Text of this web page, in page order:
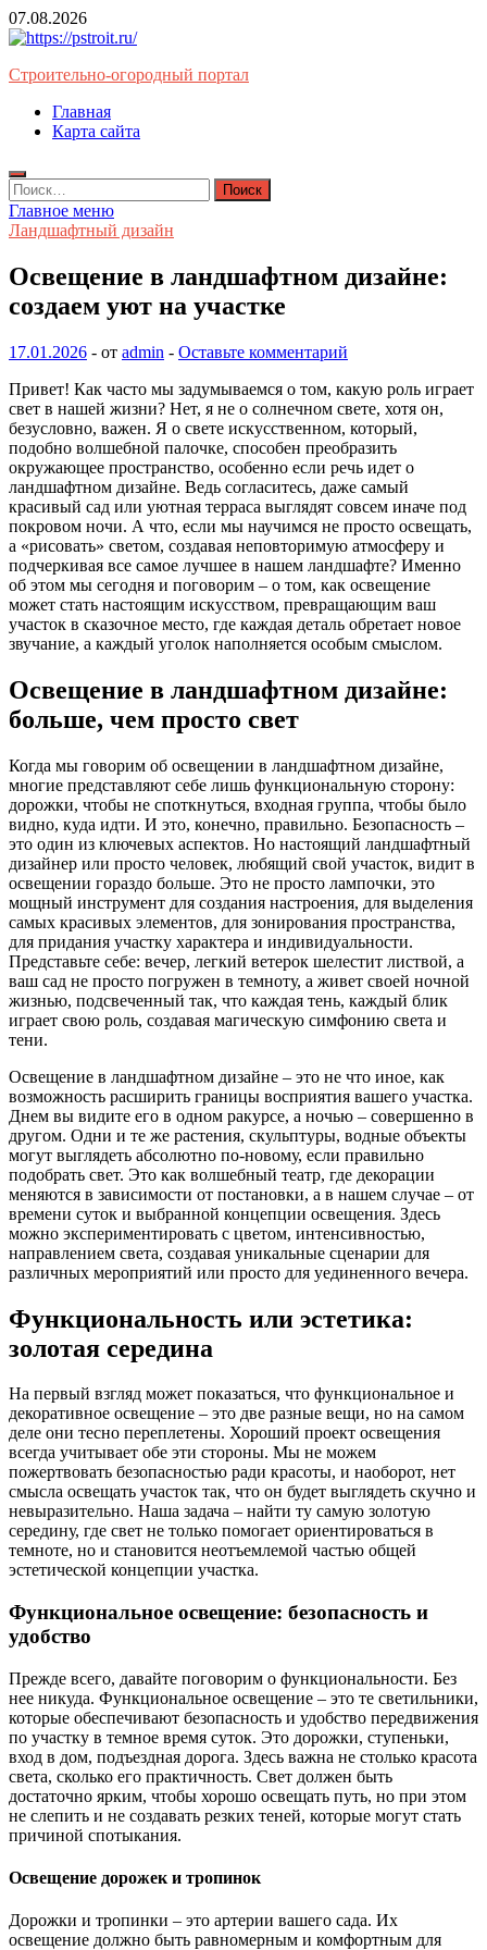
Перейти
к
07.08.2026
Строительно-огородный портал
Главная
Карта сайта
Найти:
Главное меню
Ландшафтный дизайн
Освещение в ландшафтном дизайне:
создаем уют на участке
17.01.2026 - от admin - Оставьте комментарий
Привет! Как часто мы задумываемся о том, какую роль играет
свет в нашей жизни? Нет, я не о солнечном свете, хотя он,
безусловно, важен. Я о свете искусственном, который,
подобно волшебной палочке, способен преобразить
окружающее пространство, особенно если речь идет о
ландшафтном дизайне. Ведь согласитесь, даже самый
красивый сад или уютная терраса выглядят совсем иначе под
покровом ночи. А что, если мы научимся не просто освещать,
а «рисовать» светом, создавая неповторимую атмосферу и
подчеркивая все самое лучшее в нашем ландшафте? Именно
об этом мы сегодня и поговорим – о том, как освещение
может стать настоящим искусством, превращающим ваш
участок в сказочное место, где каждая деталь обретает новое
звучание, а каждый уголок наполняется особым смыслом.
Освещение в ландшафтном дизайне:
больше, чем просто свет
Когда мы говорим об освещении в ландшафтном дизайне,
многие представляют себе лишь функциональную сторону:
дорожки, чтобы не споткнуться, входная группа, чтобы было
видно, куда идти. И это, конечно, правильно. Безопасность –
это один из ключевых аспектов. Но настоящий ландшафтный
дизайнер или просто человек, любящий свой участок, видит в
освещении гораздо больше. Это не просто лампочки, это
мощный инструмент для создания настроения, для выделения
самых красивых элементов, для зонирования пространства,
для придания участку характера и индивидуальности.
Представьте себе: вечер, легкий ветерок шелестит листвой, а
ваш сад не просто погружен в темноту, а живет своей ночной
жизнью, подсвеченный так, что каждая тень, каждый блик
играет свою роль, создавая магическую симфонию света и
тени.
Освещение в ландшафтном дизайне – это не что иное, как
возможность расширить границы восприятия вашего участка.
Днем вы видите его в одном ракурсе, а ночью – совершенно в
другом. Одни и те же растения, скульптуры, водные объекты
могут выглядеть абсолютно по-новому, если правильно
подобрать свет. Это как волшебный театр, где декорации
меняются в зависимости от постановки, а в нашем случае – от
времени суток и выбранной концепции освещения. Здесь
можно экспериментировать с цветом, интенсивностью,
направлением света, создавая уникальные сценарии для
различных мероприятий или просто для уединенного вечера.
Функциональность или эстетика:
золотая середина
На первый взгляд может показаться, что функциональное и
декоративное освещение – это две разные вещи, но на самом
деле они тесно переплетены. Хороший проект освещения
всегда учитывает обе эти стороны. Мы не можем
пожертвовать безопасностью ради красоты, и наоборот, нет
смысла освещать участок так, что он будет выглядеть скучно и
невыразительно. Наша задача – найти ту самую золотую
середину, где свет не только помогает ориентироваться в
темноте, но и становится неотъемлемой частью общей
эстетической концепции участка.
Функциональное освещение: безопасность и
удобство
Прежде всего, давайте поговорим о функциональности. Без
нее никуда. Функциональное освещение – это те светильники,
которые обеспечивают безопасность и удобство передвижения
по участку в темное время суток. Это дорожки, ступеньки,
вход в дом, подъездная дорога. Здесь важна не столько красота
света, сколько его практичность. Свет должен быть
достаточно ярким, чтобы хорошо освещать путь, но при этом
не слепить и не создавать резких теней, которые могут стать
причиной спотыкания.
Освещение дорожек и тропинок
Дорожки и тропинки – это артерии вашего сада. Их
освещение должно быть равномерным и комфортным для